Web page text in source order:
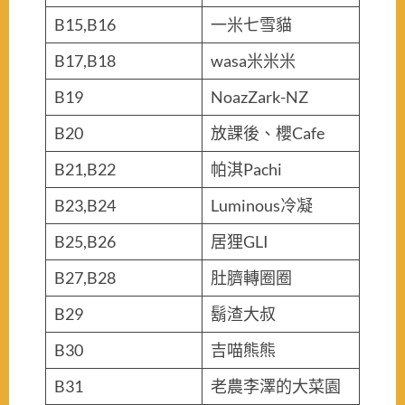
B15,B16
一米七雪貓
B17,B18
wasa米米米
B19
NoazZark-NZ
B20
放課後、櫻Cafe
B21,B22
帕淇Pachi
B23,B24
Luminous冷凝
B25,B26
居狸GLI
B27,B28
肚臍轉圈圈
B29
鬍渣大叔
B30
吉喵熊熊
B31
老農李澤的大菜園